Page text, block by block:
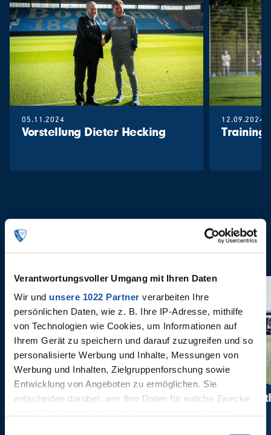
Verantwortungsvoller Umgang mit Ihren Daten
Wir und unsere 1022 Partner verarbeiten Ihre
persönlichen Daten, wie z. B. Ihre IP-Adresse, mithilfe
von Technologien wie Cookies, um Informationen auf
Ihrem Gerät zu speichern und darauf zuzugreifen und so
personalisierte Werbung und Inhalte, Messungen von
Werbung und Inhalten, Zielgruppenforschung sowie
Entwicklung von Angeboten zu ermöglichen. Sie
entscheiden darüber, wer Ihre Daten für welche Zwecke
05.11.2024
Vorstellung Dieter Hecking
12.09.2024
Training
ANNE CASTROPER
Saisoneröffnung anne
Behind